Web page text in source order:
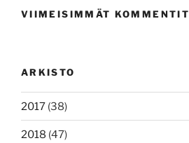
VIIMEISIMMÄT KOMMENTIT
ARKISTO
2017 (38)
2018 (47)